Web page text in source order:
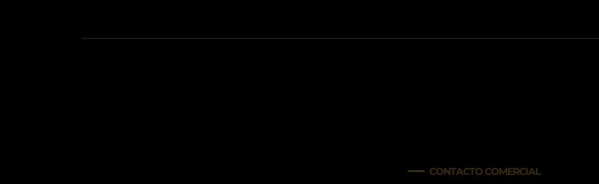
CONTACTO COMERCIAL